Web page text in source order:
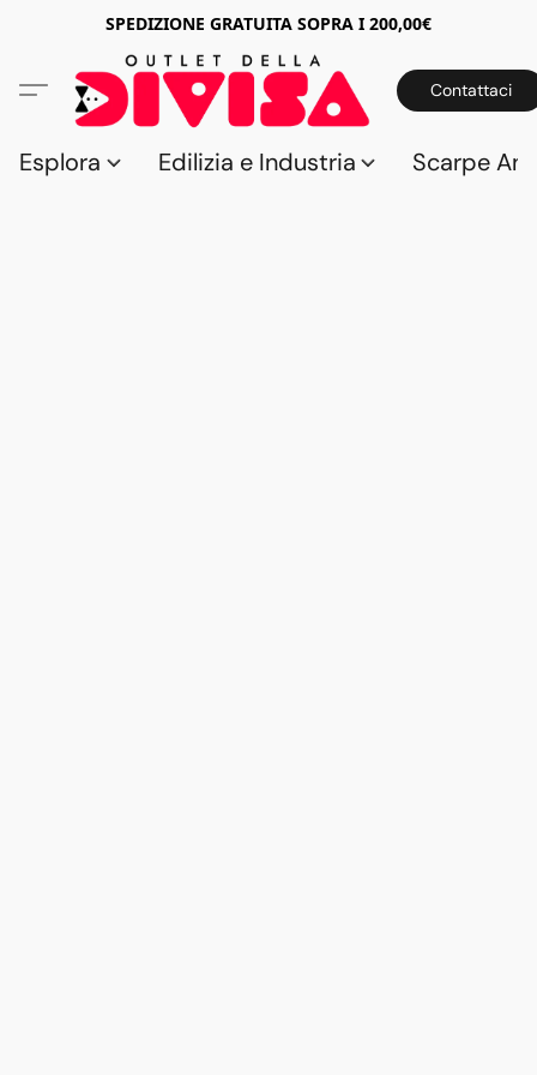
SPEDIZIONE GRATUITA SOPRA I 200,00€
Contattaci
Esplora Edilizia e Industria Scarpe